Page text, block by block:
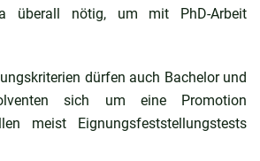
überall nötig, um mit PhD-Arbeit
dürfen auch Bachelor und
sich um eine Promotion
meist Eignungsfeststellungstests